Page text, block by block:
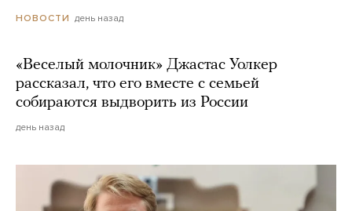
НОВОСТИ день назад
«Веселый молочник» Джастас Уолкер
рассказал, что его вместе с семьей
собираются выдворить из России
день назад